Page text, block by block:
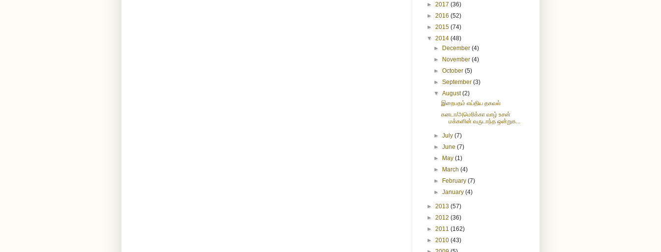
► 2017 (36)
► 2016 (52)
► 2015 (74)
▼ 2014 (48)
► December(4)
► November(4)
►October(5)
►September(3)
▼ August(2)
இறைபதம் எய்திய தகவல்
கனடா/அமெரிக்கா வாழ் உசன்
மக்களின் வருடாந்த ஒன்றுக...
►July(7)
►June(7)
► May(1)
► March(4)
► February(7)
►January(4)
► 2013 (57)
► 2012 (36)
► 2011 (162)
► 2010 (43)